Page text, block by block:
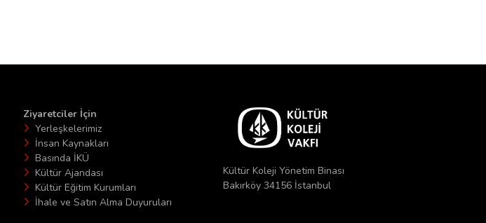
Ziyaretciler İçin
Yerleşkelerimiz
İnsan Kaynakları
Basında İKÜ
Kültür Ajandası
Kültür Eğitim Kurumları
İhale ve Satın Alma Duyuruları
Kültür Koleji Yönetim Binası
Bakırköy 34156 İstanbul